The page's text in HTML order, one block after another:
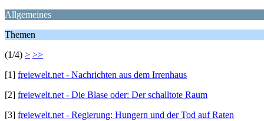
Allgemeines
Themen
(1/4) > >>
[1] freiewelt.net - Nachrichten aus dem Irrenhaus
[2] freiewelt.net - Die Blase oder: Der schalltote Raum
[3] freiewelt.net - Regierung: Hungern und der Tod auf Raten